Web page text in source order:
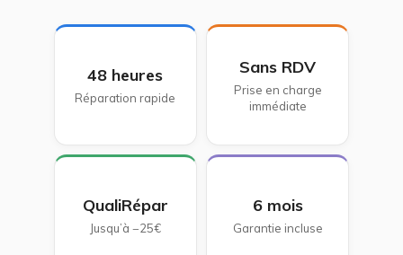
48 heures
Réparation rapide
Sans RDV
Prise en charge
immédiate
QualiRépar
Jusqu’à −25€
6 mois
Garantie incluse